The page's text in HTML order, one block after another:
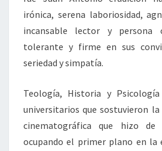
irónica, serena laboriosidad,
incansable lector y persona
tolerante y firme en sus
seriedad y simpatía.
Teología, Historia y
universitarios que sostuvieron
cinematográfica que hizo de
ocupando el primer plano en la